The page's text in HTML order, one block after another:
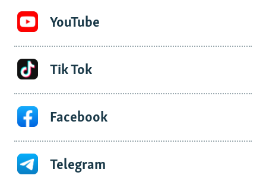
YouTube
Tik Tok
Facebook
Telegram